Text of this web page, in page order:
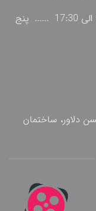
ساعت کاری: شنبه تا چهارشنبه از ساعت 9 الی 17:30 ...... پنج
دلاور، ساختمان